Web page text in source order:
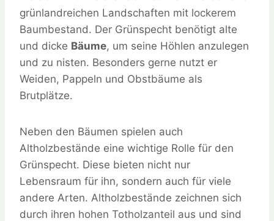
grünlandreichen Landschaften mit lockerem
Baumbestand. Der Grünspecht benötigt alte
und dicke Bäume, um seine Höhlen anzulegen
und zu nisten. Besonders gerne nutzt er
Weiden, Pappeln und Obstbäume als
Brutplätze.
Neben den Bäumen spielen auch
Altholzbestände eine wichtige Rolle für den
Grünspecht. Diese bieten nicht nur
Lebensraum für ihn, sondern auch für viele
andere Arten. Altholzbestände zeichnen sich
durch ihren hohen Totholzanteil aus und sind